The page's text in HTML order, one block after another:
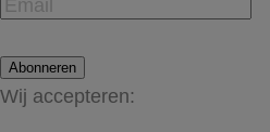
Abonneren
Wij accepteren: